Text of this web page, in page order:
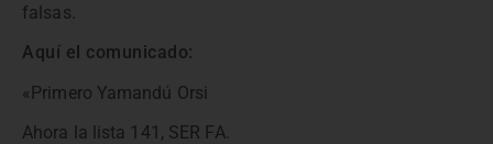
falsas.
Aquí el comunicado:
«Primero Yamandú Orsi
Ahora la lista 141, SER FA.